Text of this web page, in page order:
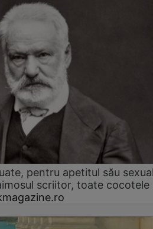
pentru apetitul său
scriitor, toate cocotele